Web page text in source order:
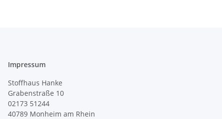
Impressum
Stoffhaus Hanke
Grabenstraße 10
02173 51244
40789 Monheim am Rhein